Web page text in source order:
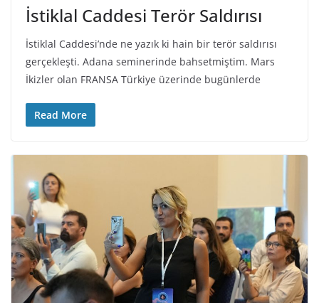
İstiklal Caddesi Terör Saldırısı
İstiklal Caddesi’nde ne yazık ki hain bir terör saldırısı
gerçekleşti. Adana seminerinde bahsetmiştim. Mars
İkizler olan FRANSA Türkiye üzerinde bugünlerde
Read More